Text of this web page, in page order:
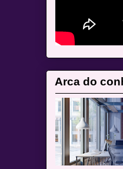
Arca do